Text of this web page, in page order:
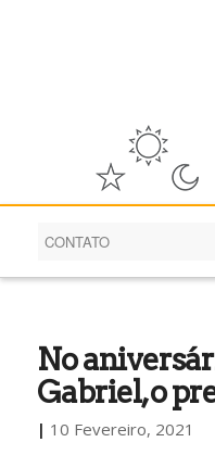
No
Gabriel, o
| 10 Fevereiro, 2021